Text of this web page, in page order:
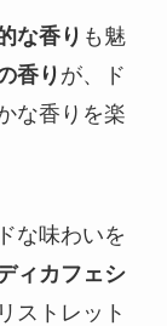
な香り も魅
香り が、ド
な香りを楽
な味わいを
ィカフェシ
ストレット